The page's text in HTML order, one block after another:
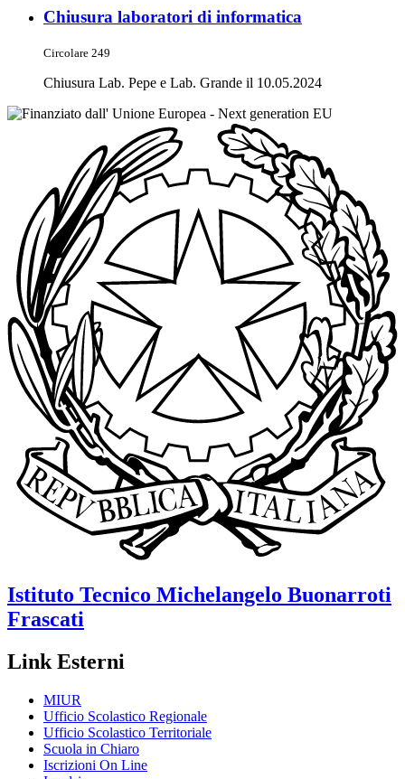
Chiusura laboratori di informatica
Circolare 249
Chiusura Lab. Pepe e Lab. Grande il 10.05.2024
Istituto Tecnico Michelangelo Buonarroti
Frascati
Link Esterni
MIUR
Ufficio Scolastico Regionale
Ufficio Scolastico Territoriale
Scuola in Chiaro
Iscrizioni On Line